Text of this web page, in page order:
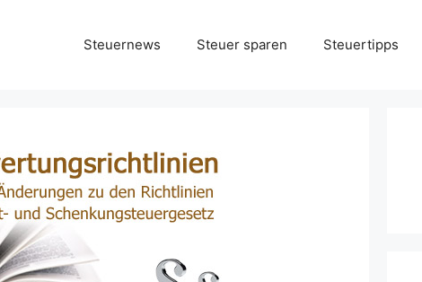
Steuernews Steuer sparen Steuertipps